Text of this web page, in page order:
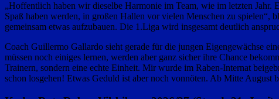
„Hoffentlich haben wir dieselbe Harmonie im Team, wie im letzten Jahr.
Spaß haben werden, in großen Hallen vor vielen Menschen zu
gemeinsam etwas aufzubauen. Die 1.Liga wird insgesamt deutlich
Coach Guillermo Gallardo sieht gerade für die jungen Eigengewächse
müssen noch einiges lernen, werden aber ganz sicher ihre Chance
Trainern, sondern eine echte Einheit. Mir wurde im Raben-Internat
schon losgehen! Etwas Geduld ist aber noch vonnöten. Ab Mitte August